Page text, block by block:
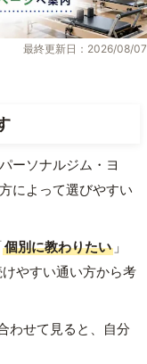
最終更新日：2026/08/07
ーソナルジム・ヨ
によって選びやすい
個別に教わりたい 」
けやすい通い方から考
わせて見ると、自分